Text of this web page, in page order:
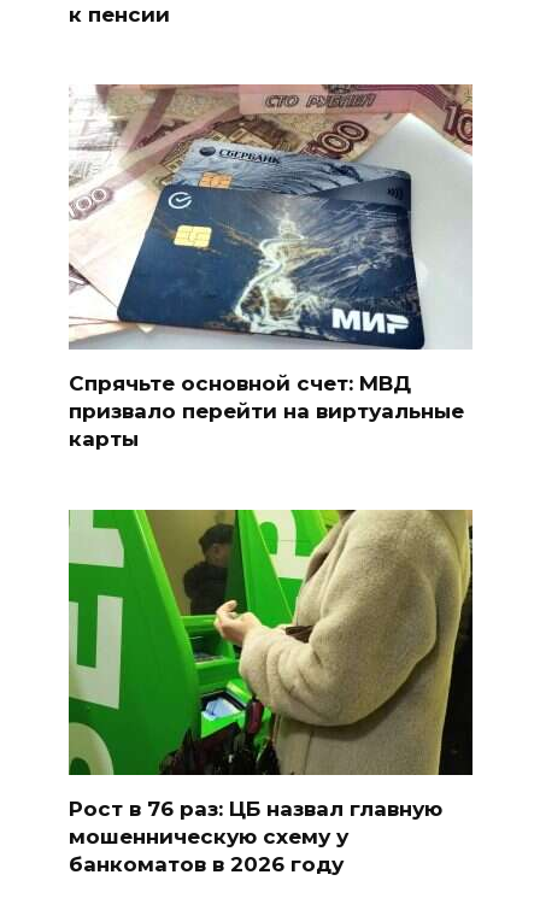
к пенсии
Спрячьте основной счет: МВД
призвало перейти на виртуальные
карты
Рост в 76 раз: ЦБ назвал главную
мошенническую схему у
банкоматов в 2026 году